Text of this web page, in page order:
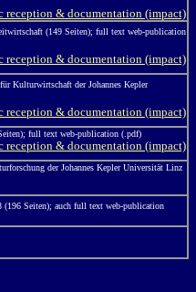
reception & documentation (impact)
(149 Seiten); full text web-publication
reception & documentation (impact)
Kulturwirtschaft der Johannes Kepler
reception & documentation (impact)
full text web-publication (.pdf)
reception & documentation (impact)
der Johannes Kepler Universität Linz
(196 Seiten); auch full text web-publication